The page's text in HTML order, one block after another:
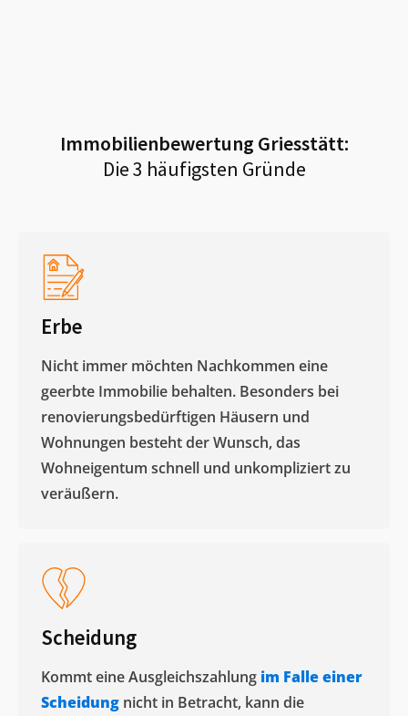
Immobilienbewertung Griesstätt:
Die 3 häufigsten Gründe
Erbe
Nicht immer möchten Nachkommen eine
geerbte Immobilie behalten. Besonders bei
renovierungsbedürftigen Häusern und
Wohnungen besteht der Wunsch, das
Wohneigentum schnell und unkompliziert zu
veräußern. ​
Scheidung
Kommt eine Ausgleichszahlung im Falle einer
Scheidung nicht in Betracht, kann die